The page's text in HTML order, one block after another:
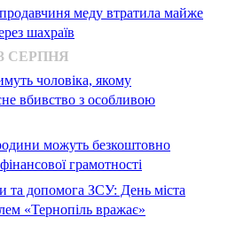
меду втратила майже
шахраїв
СЕРПНЯ
чоловіка, якому
вбивство з особливою
можуть безкоштовно
грамотності
та допомога ЗСУ: День міста
«Тернопіль вражає»